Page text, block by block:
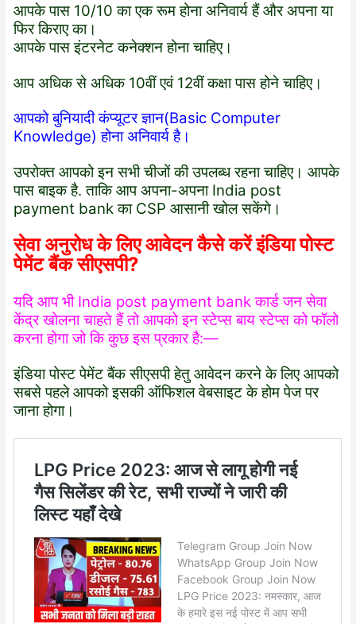
आपके पास 10/10 का एक रूम होना अनिवार्य हैं और अपना या
फिर किराए का।
आपके पास इंटरनेट कनेक्शन होना चाहिए।
आप अधिक से अधिक 10वीं एवं 12वीं कक्षा पास होने चाहिए।
आपको बुनियादी कंप्यूटर ज्ञान(Basic Computer
Knowledge) होना अनिवार्य है।
उपरोक्त आपको इन सभी चीजों की उपलब्ध रहना चाहिए। आपके
पास बाइक है. ताकि आप अपना-अपना India post
payment bank का CSP आसानी खोल सकेंगे।
सेवा अनुरोध के लिए आवेदन कैसे करें इंडिया पोस्ट
पेमेंट बैंक सीएसपी?
यदि आप भी India post payment bank कार्ड जन सेवा
केंद्र खोलना चाहते हैं तो आपको इन स्टेप्स बाय स्टेप्स को फॉलो
करना होगा जो कि कुछ इस प्रकार है:—
इंडिया पोस्ट पेमेंट बैंक सीएसपी हेतु आवेदन करने के लिए आपको
सबसे पहले आपको इसकी ऑफिशल वेबसाइट के होम पेज पर
जाना होगा।